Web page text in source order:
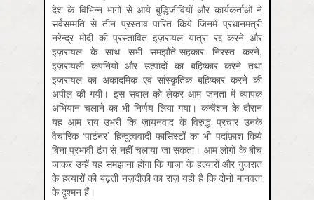
देश के विभिन्न भागों से आये बुद्धिजीवियों और कार्यकर्ताओं ने
सर्वसम्मति से तीन प्रस्ताव पारित किये जिनमें प्रधानमंत्री
नरेन्द्र मोदी की प्रस्तावित इज़रायल यात्रा रद्द करने और
इज़रायल के साथ सभी समझौते-सहकार निरस्त करने,
इज़रायली कंपनियों और उत्पादों का बहिष्कार करने तथा
इज़रायल का अकादमिक एवं सांस्कृतिक बहिष्कार करने की
अपील की गयी। इस सवाल को लेकर आम जनता में व्यापक
अभियान चलाने का भी निर्णय लिया गया। कन्वेंशन के दौरान
यह आम राय उभरी कि ज़ायनवाद के विरुद्ध प्रचार उनके
वैचारिक ‘पार्टनर’ हिन्दुत्ववादी फासिस्टों का भी पर्दाफ़ाश किये
बिना प्रभावी ढंग से नहीं चलाया जा सकता। आम लोगों के बीच
जाकर उन्हें यह समझाना होगा कि गाज़ा के हत्यारों और गुजरात
के हत्यारों की बढ़ती नज़दीकी का राज़ यही है कि दोनों मानवता
के दुश्मन हैं।